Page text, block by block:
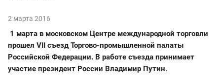
2 марта 2016
1 марта в московском Центре международной торговли
прошел VII съезд Торгово-промышленной палаты
Российской Федерации. В работе съезда принимает
участие президент России Владимир Путин.